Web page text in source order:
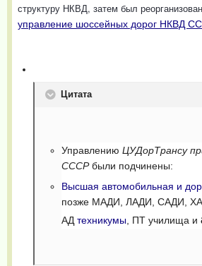
структуру НКВД, затем был
управление шоссейных дорог НКВД
Цитата
Управлению ЦУДорТрансу
СССР были подчинены:
Высшая автомобильная и
позже МАДИ, ЛАДИ, САДИ,
АД техникумы, ПТ училища и